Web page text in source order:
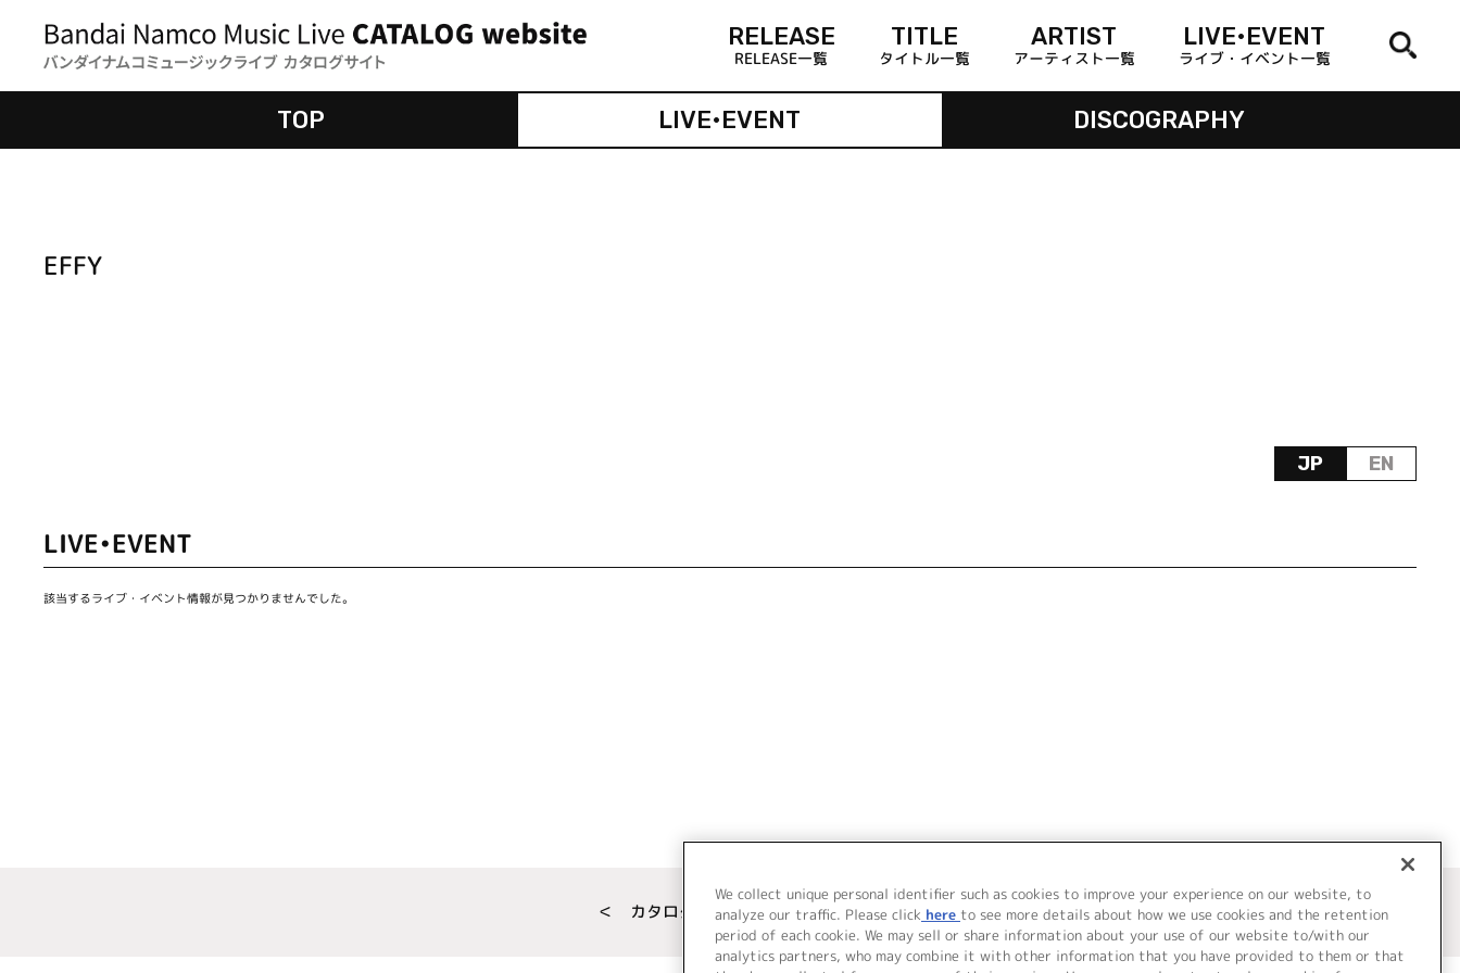
RELEASE
RELEASE一覧
TITLE
タイトル一覧
ARTIST
アーティスト一覧
LIVE•EVENT
ライブ・イベント一覧
TOP LIVE•EVENT DISCOGRAPHY
EFFY
JP EN
LIVE•EVENT
該当するライブ・イベント情報が見つかりませんでした。
＜ カタログサイト トップページへ
We collect unique personal identifier such as cookies to improve your experience on our website, to
analyze our traffic. Please click here to see more details about how we use cookies and the retention
period of each cookie. We may sell or share information about your use of our website to/with our
analytics partners, who may combine it with other information that you have provided to them or that